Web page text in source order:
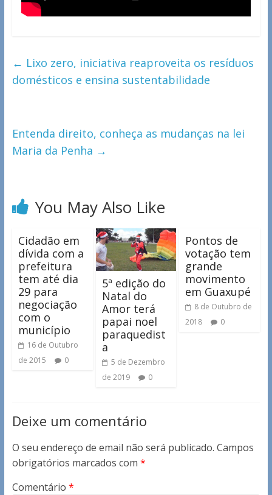
← Lixo zero, iniciativa reaproveita os resíduos
domésticos e ensina sustentabilidade
Entenda direito, conheça as mudanças na lei
Maria da Penha →
You May Also Like
Cidadão em
dívida com a
prefeitura
tem até dia
29 para
negociação
com o
município
16 de Outubro
de 2015
0
5ª edição do
Natal do
Amor terá
papai noel
paraquedist
a
5 de Dezembro
de 2019
0
Pontos de
votação tem
grande
movimento
em Guaxupé
8 de Outubro de
2018
0
Deixe um comentário
O seu endereço de email não será publicado. Campos
obrigatórios marcados com *
Comentário *